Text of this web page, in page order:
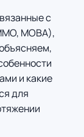
с
MOBA),
и какие
для